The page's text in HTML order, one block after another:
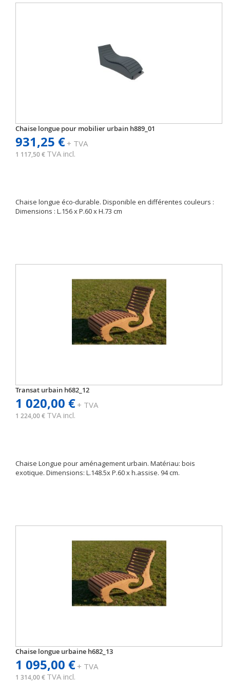
Chaise longue pour mobilier urbain h889_01
931,25 €+ TVA
1 117,50 € TVA incl.
Chaise longue éco-durable. Disponible en différentes couleurs :
Dimensions : L.156 x P.60 x H.73 cm
Transat urbain h682_12
1 020,00 €+ TVA
1 224,00 € TVA incl.
Chaise Longue pour aménagement urbain. Matériau: bois
exotique. Dimensions: L.148.5x P.60 x h.assise. 94 cm.
Chaise longue urbaine h682_13
1 095,00 €+ TVA
1 314,00 € TVA incl.